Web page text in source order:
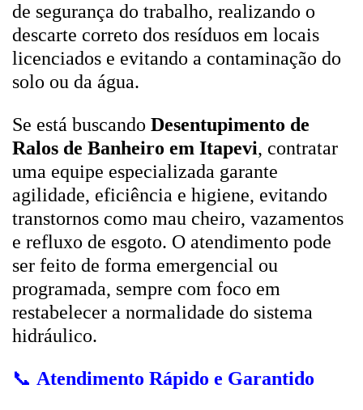
de segurança do trabalho, realizando o
descarte correto dos resíduos em locais
licenciados e evitando a contaminação do
solo ou da água.
Se está buscando Desentupimento de
Ralos de Banheiro em Itapevi, contratar
uma equipe especializada garante
agilidade, eficiência e higiene, evitando
transtornos como mau cheiro, vazamentos
e refluxo de esgoto. O atendimento pode
ser feito de forma emergencial ou
programada, sempre com foco em
restabelecer a normalidade do sistema
hidráulico.
📞 Atendimento Rápido e Garantido